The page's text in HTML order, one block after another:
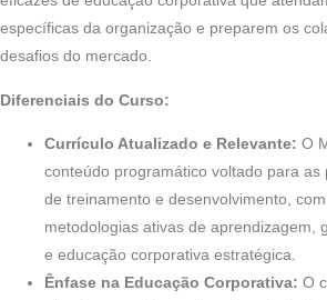
específicas da organização e preparem os
desafios do mercado.
Diferenciais do Curso:
Currículo Atualizado e Relevante: O
conteúdo programático voltado para as
de treinamento e desenvolvimento,
metodologias ativas de aprendizagem,
e educação corporativa estratégica.
Ênfase na Educação Corporativa: O